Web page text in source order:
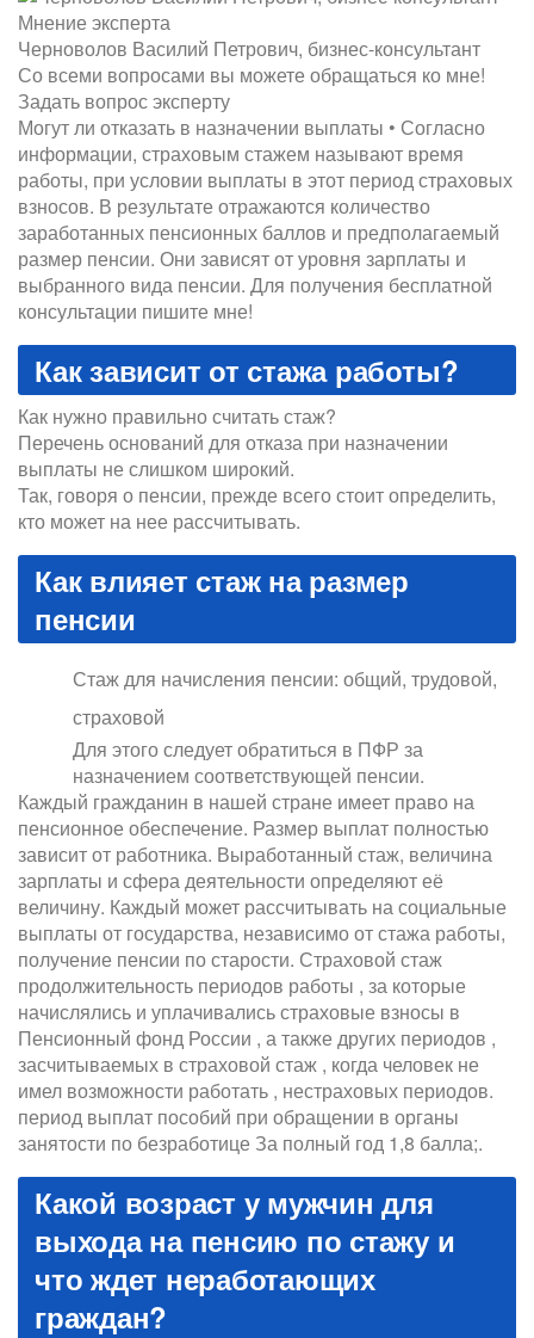
Мнение эксперта
Черноволов Василий Петрович, бизнес-консультант
Со всеми вопросами вы можете обращаться ко мне!
Задать вопрос эксперту
Могут ли отказать в назначении выплаты • Согласно
информации, страховым стажем называют время
работы, при условии выплаты в этот период страховых
взносов. В результате отражаются количество
заработанных пенсионных баллов и предполагаемый
размер пенсии. Они зависят от уровня зарплаты и
выбранного вида пенсии. Для получения бесплатной
консультации пишите мне!
Как зависит от стажа работы?
Как нужно правильно считать стаж?
Перечень оснований для отказа при назначении
выплаты не слишком широкий.
Так, говоря о пенсии, прежде всего стоит определить,
кто может на нее рассчитывать.
Как влияет стаж на размер
пенсии
Стаж для начисления пенсии: общий, трудовой,
страховой
Для этого следует обратиться в ПФР за
назначением соответствующей пенсии.
Каждый гражданин в нашей стране имеет право на
пенсионное обеспечение. Размер выплат полностью
зависит от работника. Выработанный стаж, величина
зарплаты и сфера деятельности определяют её
величину. Каждый может рассчитывать на социальные
выплаты от государства, независимо от стажа работы,
получение пенсии по старости. Страховой стаж
продолжительность периодов работы , за которые
начислялись и уплачивались страховые взносы в
Пенсионный фонд России , а также других периодов ,
засчитываемых в страховой стаж , когда человек не
имел возможности работать , нестраховых периодов.
период выплат пособий при обращении в органы
занятости по безработице За полный год 1,8 балла;.
Какой возраст у мужчин для
выхода на пенсию по стажу и
что ждет неработающих
граждан?